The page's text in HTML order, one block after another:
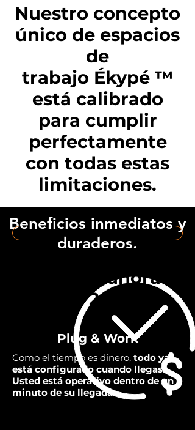
Nuestro concepto
único de espacios
de
trabajo Ékypé ™
está calibrado
para cumplir
perfectamente
con todas estas
limitaciones.
Beneficios inmediatos y
duraderos.
Plug & Work
Como el tiempo es dinero, todo ya
está configurado cuando llegas.
Usted está operativo dentro de un
minuto de su llegada.
Contáctenos por escrito
Llámenos ahora al
04 65 26 04 12